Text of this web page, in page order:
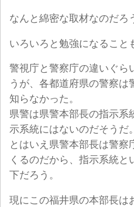
なんと綿密な取材なのだろ
いろいろと勉強になること
警視庁と警察庁の違いぐら
うが、各都道府県の警察は
知らなかった。
県警は県警本部長の指示系
示系統にはないのだそうだ。
とはいえ県警本部長は警察
くるのだから、指示系統
下だろう。
現にこの福井県の本部長は